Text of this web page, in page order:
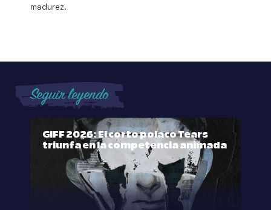
madurez.
Seguir leyendo
GIFF 2026: El corto polaco Tears
triunfa en la competencia animada